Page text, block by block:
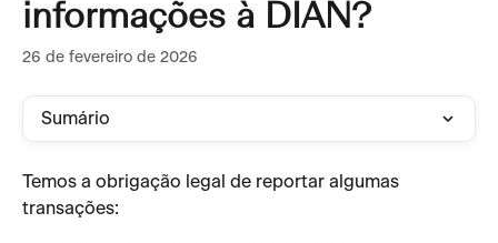
informações à DIAN?
26 de fevereiro de 2026
Sumário
Temos a obrigação legal de reportar algumas
transações: